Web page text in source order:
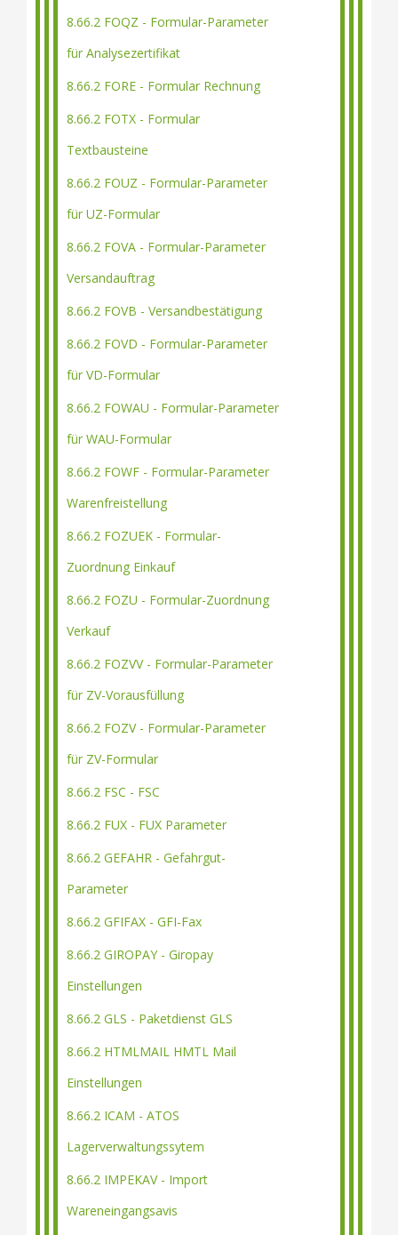
8.66.2 FOQZ - Formular-Parameter
für Analysezertifikat
8.66.2 FORE - Formular Rechnung
8.66.2 FOTX - Formular
Textbausteine
8.66.2 FOUZ - Formular-Parameter
für UZ-Formular
8.66.2 FOVA - Formular-Parameter
Versandauftrag
8.66.2 FOVB - Versandbestätigung
8.66.2 FOVD - Formular-Parameter
für VD-Formular
8.66.2 FOWAU - Formular-Parameter
für WAU-Formular
8.66.2 FOWF - Formular-Parameter
Warenfreistellung
8.66.2 FOZUEK - Formular-
Zuordnung Einkauf
8.66.2 FOZU - Formular-Zuordnung
Verkauf
8.66.2 FOZVV - Formular-Parameter
für ZV-Vorausfüllung
8.66.2 FOZV - Formular-Parameter
für ZV-Formular
8.66.2 FSC - FSC
8.66.2 FUX - FUX Parameter
8.66.2 GEFAHR - Gefahrgut-
Parameter
8.66.2 GFIFAX - GFI-Fax
8.66.2 GIROPAY - Giropay
Einstellungen
8.66.2 GLS - Paketdienst GLS
8.66.2 HTMLMAIL HMTL Mail
Einstellungen
8.66.2 ICAM - ATOS
Lagerverwaltungssytem
8.66.2 IMPEKAV - Import
Wareneingangsavis